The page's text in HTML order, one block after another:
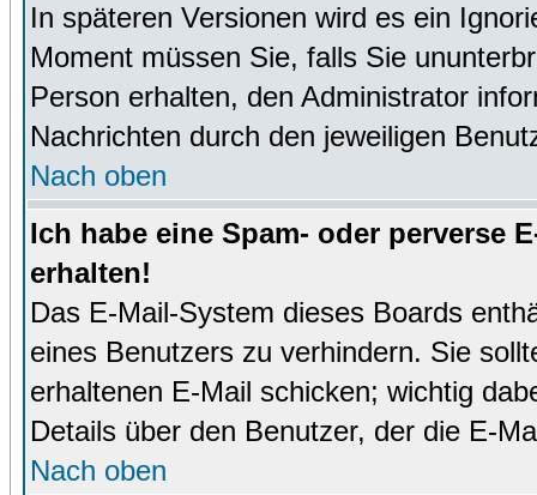
In späteren Versionen wird es ein
Moment müssen Sie, falls Sie
Person erhalten, den Administrator
Nachrichten durch den jeweiligen
Nach oben
Ich habe eine Spam- oder perverse
erhalten!
Das E-Mail-System dieses Boards
eines Benutzers zu verhindern. Sie
erhaltenen E-Mail schicken; wichtig
Details über den Benutzer, der die E-
Nach oben